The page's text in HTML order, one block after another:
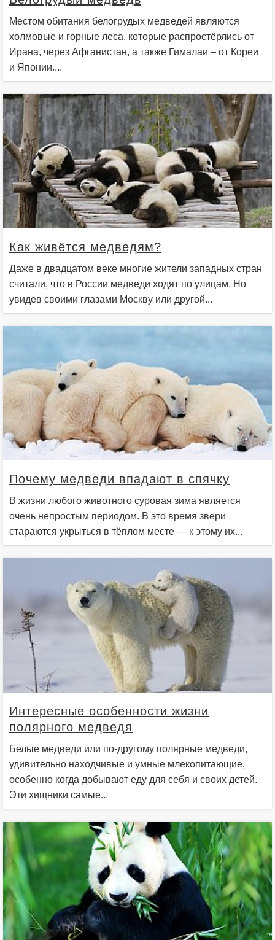
Местом обитания белогрудых медведей являются
холмовые и горные леса, которые распростёрлись от
Ирана, через Афганистан, а также Гималаи – от Кореи
и Японии....
Как живётся медведям?
Даже в двадцатом веке многие жители западных стран
считали, что в России медведи ходят по улицам. Но
увидев своими глазами Москву или другой...
Почему медведи впадают в спячку
В жизни любого животного суровая зима является
очень непростым периодом. В это время звери
стараются укрыться в тёплом месте — к этому их...
Интересные особенности жизни
полярного медведя
Белые медведи или по-другому полярные медведи,
удивительно находчивые и умные млекопитающие,
особенно когда добывают еду для себя и своих детей.
Эти хищники самые...